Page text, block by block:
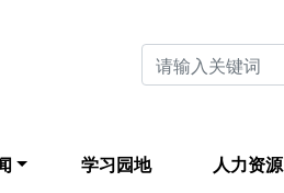
学习园地 人力资源